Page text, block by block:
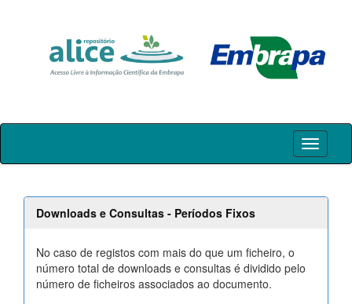
Skip
Downloads e Consultas - Períodos Fixos
No caso de registos com mais do que um ficheiro, o
número total de downloads e consultas é dividido pelo
número de ficheiros associados ao documento.